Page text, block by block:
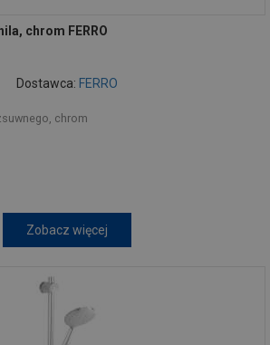
chrom FERRO
Dostawca: FERRO
chrom
Zobacz więcej